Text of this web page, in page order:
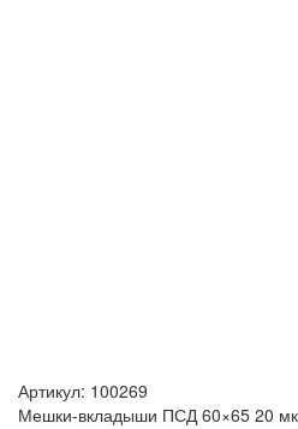
Артикул: 100269
Мешки-вкладыши ПСД 60×65 20